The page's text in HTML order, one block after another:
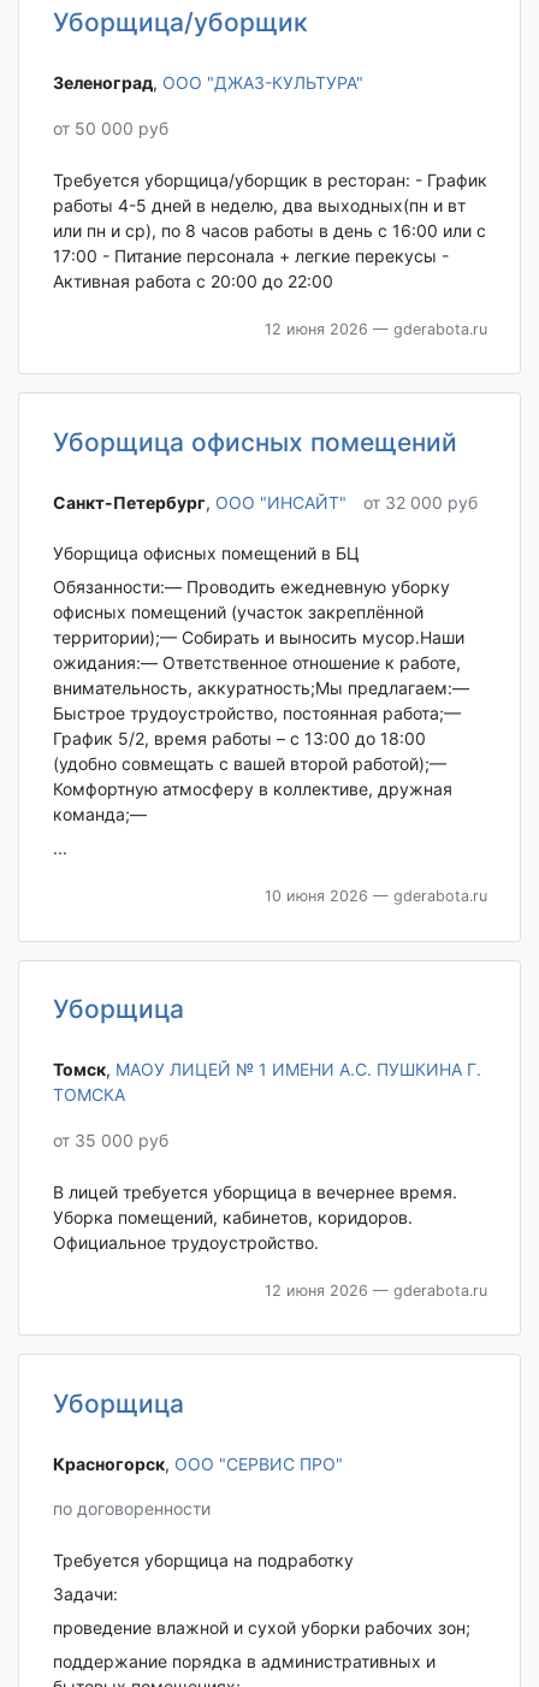
Уборщица/уборщик
Зеленоград‎, ООО "ДЖАЗ-КУЛЬТУРА"
от 50 000 руб
Требуется уборщица/уборщик в ресторан: - График
работы 4-5 дней в неделю, два выходных(пн и вт
или пн и ср), по 8 часов работы в день с 16:00 или с
17:00 - Питание персонала + легкие перекусы -
Активная работа с 20:00 до 22:00
12 июня 2026 — gderabota.ru
Уборщица офисных помещений
Санкт-Петербург‎, ООО "ИНСАЙТ" от 32 000 руб
Уборщица офисных помещений в БЦ
Обязанности:— Проводить ежедневную уборку
офисных помещений (участок закреплённой
территории);— Собирать и выносить мусор.Наши
ожидания:— Ответственное отношение к работе,
внимательность, аккуратность;Мы предлагаем:—
Быстрое трудоустройство, постоянная работа;—
График 5/2, время работы – с 13:00 до 18:00
(удобно совмещать с вашей второй работой);—
Комфортную атмосферу в коллективе, дружная
команда;—
...
10 июня 2026 — gderabota.ru
Уборщица
Томск‎, МАОУ ЛИЦЕЙ № 1 ИМЕНИ А.С. ПУШКИНА Г.
ТОМСКА
от 35 000 руб
В лицей требуется уборщица в вечернее время.
Уборка помещений, кабинетов, коридоров.
Официальное трудоустройство.
12 июня 2026 — gderabota.ru
Уборщица
Красногорск‎, ООО "СЕРВИС ПРО"
по договоренности
Требуется уборщица на подработку
Задачи:
проведение влажной и сухой уборки рабочих зон;
поддержание порядка в административных и